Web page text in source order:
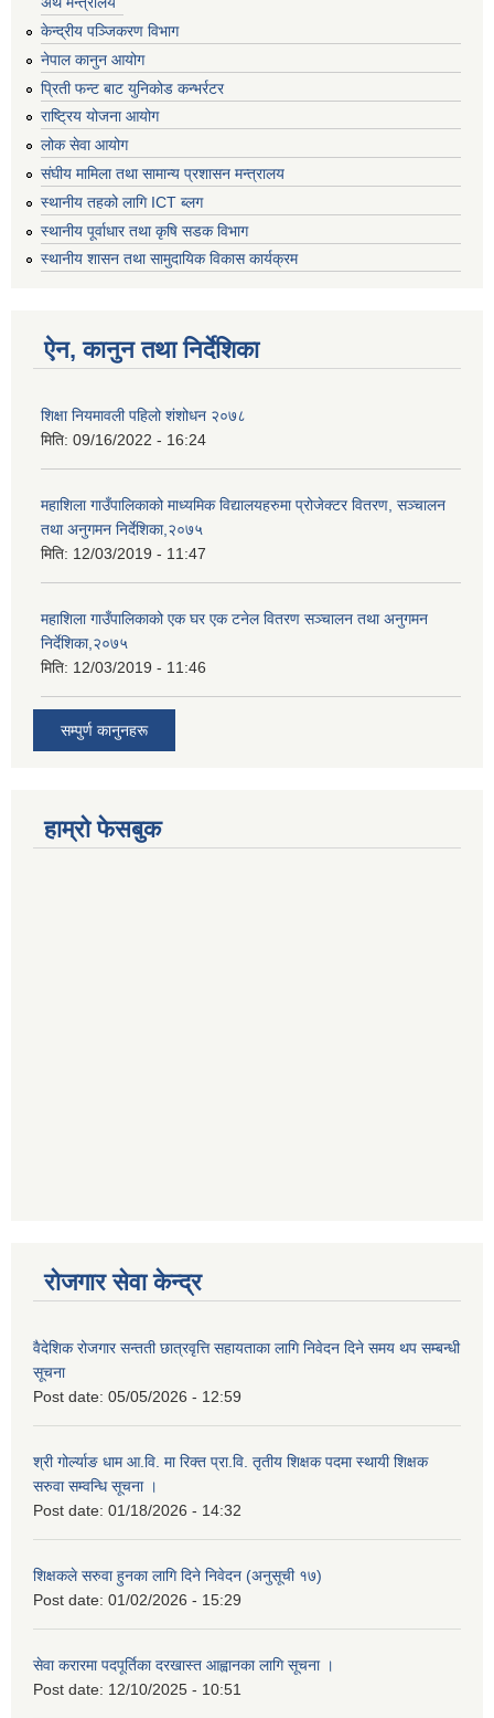
केन्द्रीय पञ्जिकरण विभाग
नेपाल कानुन आयोग
प्रिती फन्ट बाट युनिकोड कन्भर्रटर
राष्ट्रिय योजना आयोग
लोक सेवा आयोग
संघीय मामिला तथा सामान्य प्रशासन मन्त्रालय
स्थानीय तहको लागि ICT ब्लग
स्थानीय पूर्वाधार तथा कृषि सडक विभाग
स्थानीय शासन तथा सामुदायिक विकास कार्यक्रम
ऐन, कानुन तथा निर्देशिका
शिक्षा नियमावली पहिलो शंशोधन २०७८
मिति: 09/16/2022 - 16:24
महाशिला गाउँपालिकाको माध्यमिक विद्यालयहरुमा प्रोजेक्टर वितरण, सञ्चालन
तथा अनुगमन निर्देशिका,२०७५
मिति: 12/03/2019 - 11:47
महाशिला गाउँपालिकाको एक घर एक टनेल वितरण सञ्चालन तथा अनुगमन
निर्देशिका,२०७५
मिति: 12/03/2019 - 11:46
सम्पुर्ण कानुनहरू
हाम्रो फेसबुक
रोजगार सेवा केन्द्र
वैदेशिक रोजगार सन्तती छात्रवृत्ति सहायताका लागि निवेदन दिने समय थप सम्बन्धी
सूचना
Post date: 05/05/2026 - 12:59
श्री गोर्ल्याङ धाम आ.वि. मा रिक्त प्रा.वि. तृतीय शिक्षक पदमा स्थायी शिक्षक
सरुवा सम्वन्धि सूचना ।
Post date: 01/18/2026 - 14:32
शिक्षकले सरुवा हुनका लागि दिने निवेदन (अनुसूची १७)
Post date: 01/02/2026 - 15:29
सेवा करारमा पदपूर्तिका दरखास्त आह्वानका लागि सूचना ।
Post date: 12/10/2025 - 10:51